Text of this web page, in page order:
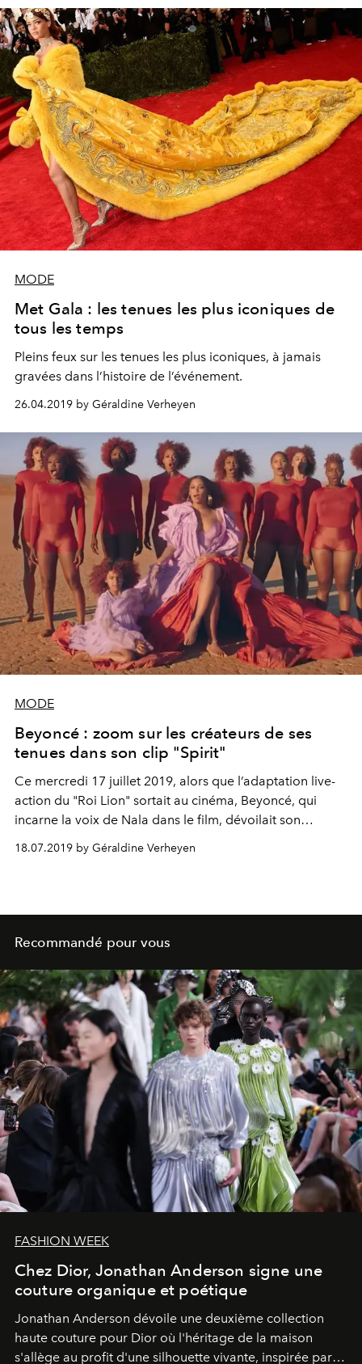
MODE
Met Gala : les tenues les plus iconiques de
tous les temps
Pleins feux sur les tenues les plus iconiques, à jamais
gravées dans l’histoire de l’événement.
26.04.2019 by Géraldine Verheyen
MODE
Beyoncé : zoom sur les créateurs de ses
tenues dans son clip "Spirit"
Ce mercredi 17 juillet 2019, alors que l’adaptation live-
action du "Roi Lion" sortait au cinéma, Beyoncé, qui
incarne la voix de Nala dans le film, dévoilait son
déclaration d’amour au continent africain, la chanteuse
la culture africaine à travers des tenues extraordinaires.
Décryptage.
18.07.2019 by Géraldine Verheyen
Recommandé pour vous
FASHION WEEK
Chez Dior, Jonathan Anderson signe une
couture organique et poétique
Jonathan Anderson dévoile une deuxième collection
haute couture pour Dior où l'héritage de la maison
s'allège au profit d'une silhouette vivante, inspirée par